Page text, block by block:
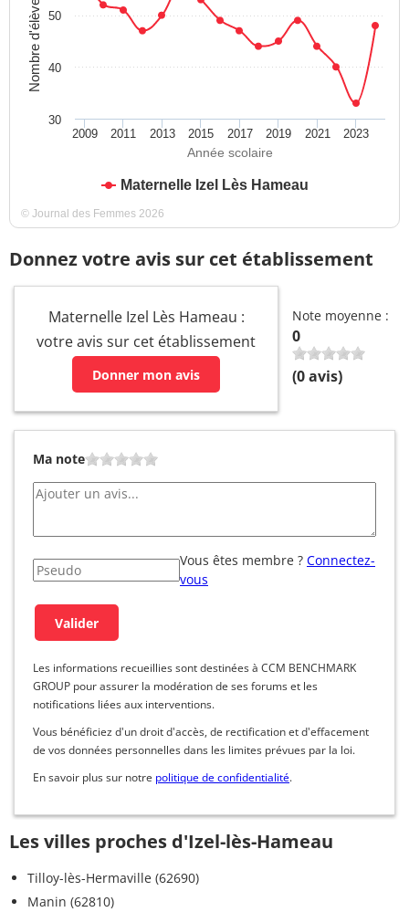
Année scolaire
Nombre d'élèves
Maternelle Izel Lès Hameau
2009 2011 2013 2015 2017 2019 2021 2023
30
40
50
© Journal des Femmes 2026
Donnez votre avis sur cet établissement
Maternelle Izel Lès Hameau :
votre avis sur cet établissement
Donner mon avis
Note moyenne :
0
(0avis)
Ma note
Vous êtes membre ? Connectez-
vous
Les informations recueillies sont destinées à CCM BENCHMARK
GROUP pour assurer la modération de ses forums et les
notifications liées aux interventions.
Vous bénéficiez d'un droit d'accès, de rectification et d'effacement
de vos données personnelles dans les limites prévues par la loi.
En savoir plus sur notre politique de confidentialité.
Les villes proches d'Izel-lès-Hameau
Tilloy-lès-Hermaville (62690)
Manin (62810)